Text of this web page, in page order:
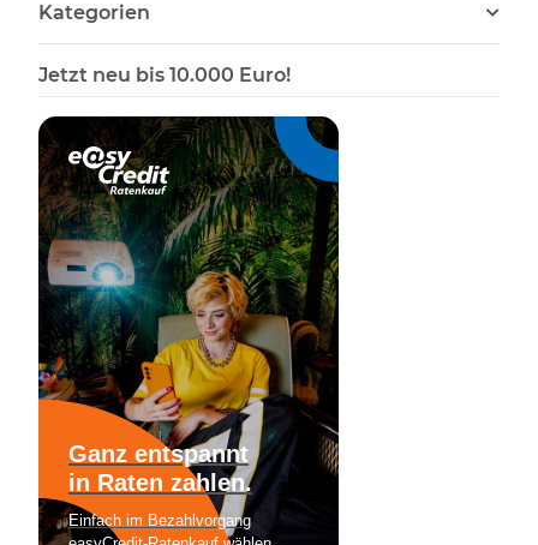
Deckblatt 6-blättrig
Kategorien
Jetzt neu bis 10.000 Euro!